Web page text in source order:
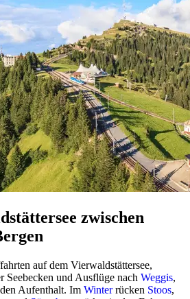
zwischen
auf dem Vierwaldstättersee,
Seebecken und Ausflüge nach Weggis,
den Aufenthalt. Im Winterrücken Stoos,